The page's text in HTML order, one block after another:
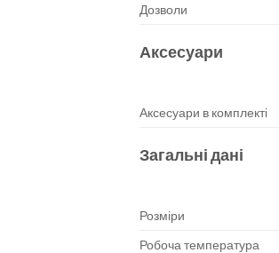
Дозволи
Аксесуари
Аксесуари в комплекті
Загальні дані
Розміри
Робоча температура